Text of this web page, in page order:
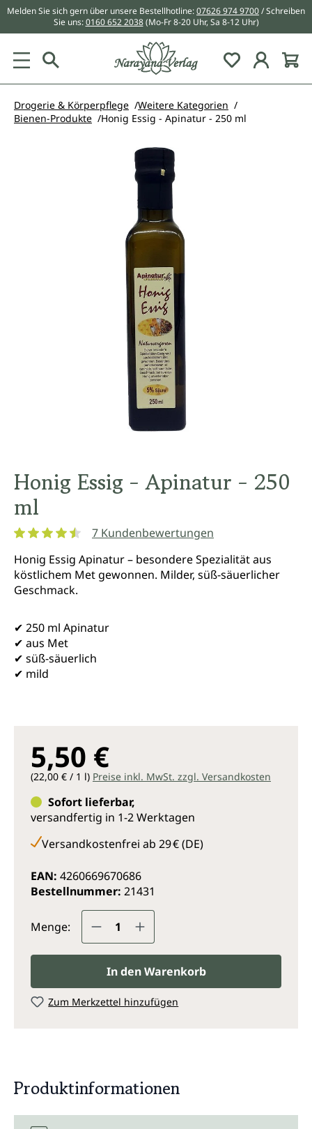
springen
Melden Sie sich gern über unsere Bestellhotline:07626 974 9700/ Schreiben
Sie uns:0160 652 2038 (Mo-Fr 8-20 Uhr, Sa 8-12 Uhr)
Du hast 0
Drogerie & Körperpflege
Weitere Kategorien
Bienen-Produkte
Honig Essig - Apinatur - 250 ml
Bildergalerie überspringen
Honig Essig - Apinatur - 250
ml
7 Kundenbewertungen
Honig Essig Apinatur – besondere Spezialität aus
köstlichem Met gewonnen. Milder, süß-säuerlicher
Geschmack.
✔ 250 ml Apinatur
✔ aus Met
✔ süß-säuerlich
✔ mild
5,50 €
(22,00 € / 1 l) Preise inkl. MwSt. zzgl. Versandkosten
Sofort lieferbar,
versandfertig in 1-2 Werktagen
Versandkostenfrei ab 29 € (DE)
EAN: 4260669670686
Bestellnummer: 21431
Menge: Produkt Anzahl: Gib den
In den Warenkorb
Zum Merkzettel hinzufügen
Produktinformationen